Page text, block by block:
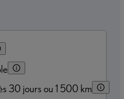
30 jours ou 1 500 km